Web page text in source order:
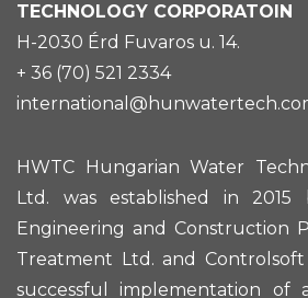
TECHNOLOGY CORPORATOIN
H-2030 Érd Fuvaros u. 14.
+ 36 (70) 521 2334
HWTC Hungarian Water
Ltd. was established in 2015
Engineering and Construction
Treatment Ltd. and
successful implementation